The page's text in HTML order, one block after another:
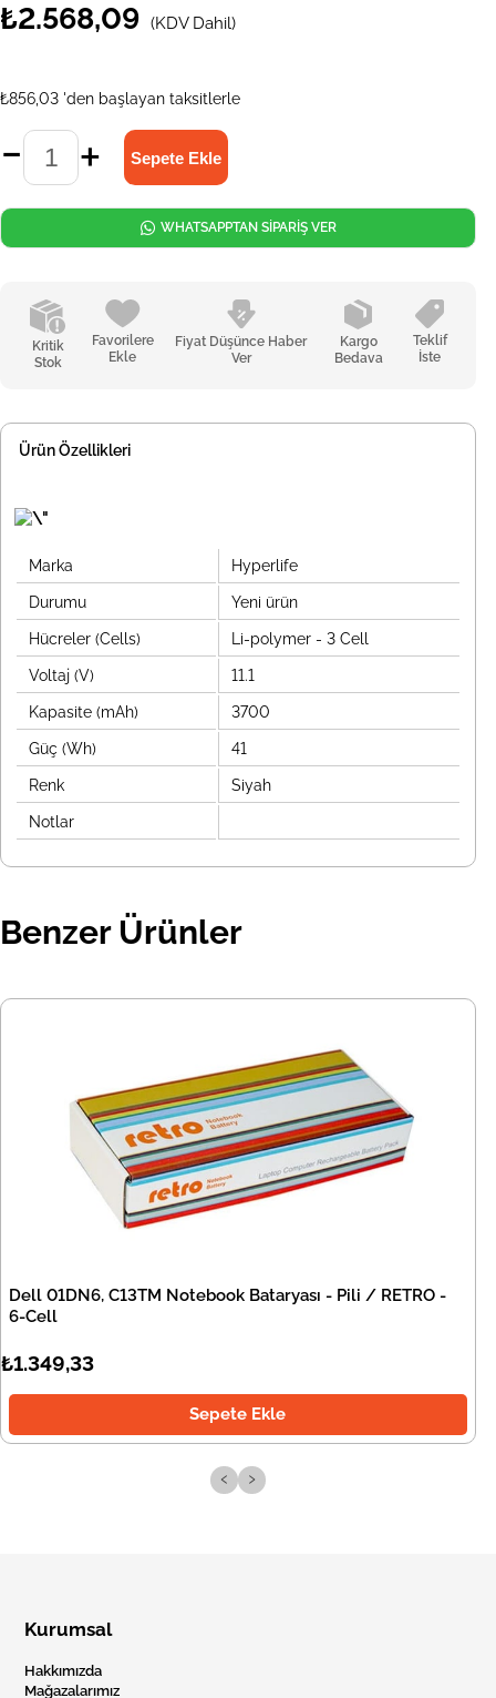
₺2.568,09 (KDV Dahil)
₺856,03 'den başlayan taksitlerle
Kritik
Stok
Favorilere
Ekle
Fiyat Düşünce Haber
Ver
Kargo
Bedava
Teklif
İste
WHATSAPPTAN SİPARİŞ VER
Ürün Özellikleri
Marka Hyperlife
Durumu Yeni ürün
Hücreler (Cells) Li-polymer - 3 Cell
Voltaj (V) 11.1
Kapasite (mAh) 3700
Güç (Wh) 41
Renk Siyah
Notlar
Benzer Ürünler
Dell 01DN6, C13TM Notebook Bataryası - Pili / RETRO -
6-Cell
₺1.349,33
Sepete Ekle
‹ ›
Kurumsal
Hakkımızda
Mağazalarımız